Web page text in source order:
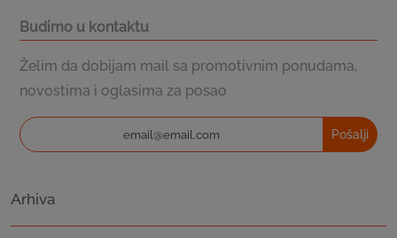
Budimo u kontaktu
Želim da dobijam mail sa promotivnim ponudama,
novostima i oglasima za posao
Pošalji
Arhiva